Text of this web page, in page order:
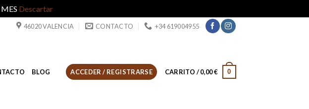
Descartar
46020 VALENCIA CONTACTO +34 619004955
BLOG ACCEDER / REGISTRARSE CARRITO /0,00€ 0